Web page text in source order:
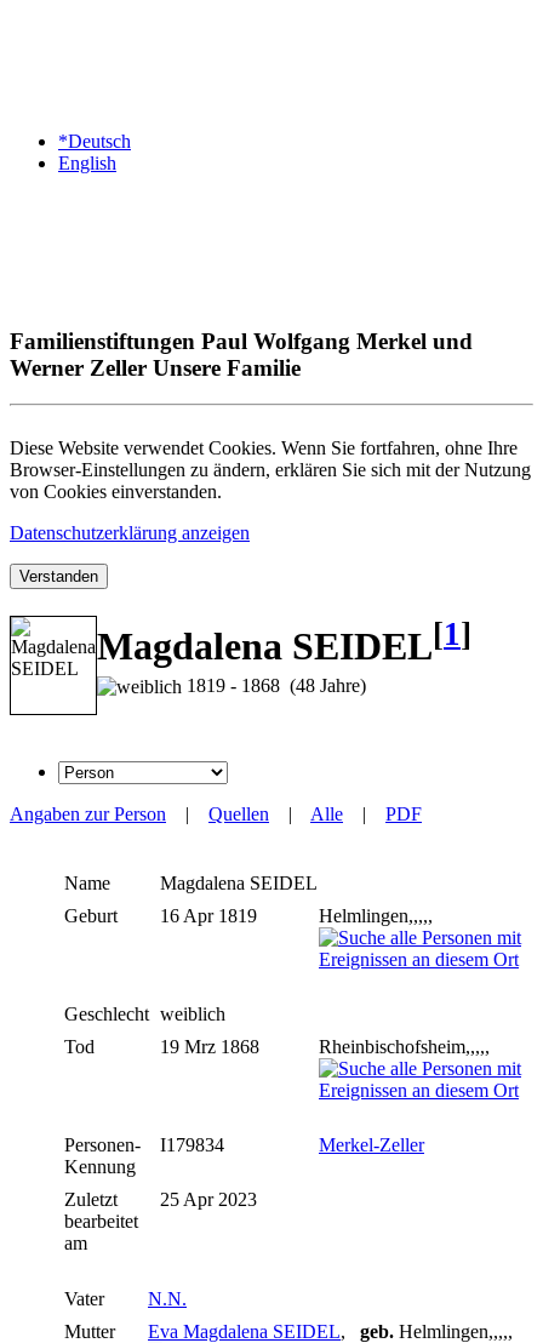
*Deutsch
English
Familienstiftungen Paul Wolfgang Merkel und
Werner Zeller Unsere Familie
Diese Website verwendet Cookies. Wenn Sie fortfahren, ohne Ihre
Browser-Einstellungen zu ändern, erklären Sie sich mit der Nutzung
von Cookies einverstanden.
Datenschutzerklärung anzeigen
Verstanden
Magdalena SEIDEL[1]
1819 - 1868 (48 Jahre)
Angaben zur Person | Quellen | Alle | PDF
Name Magdalena SEIDEL
Geburt
16 Apr 1819 Helmlingen,,,,,
Geschlecht weiblich
Tod
19 Mrz 1868 Rheinbischofsheim,,,,,
Personen-
Kennung
I179834 Merkel-Zeller
Zuletzt
bearbeitet
am
25 Apr 2023
Vater
N.N.
Mutter
Eva Magdalena SEIDEL, geb. Helmlingen,,,,,